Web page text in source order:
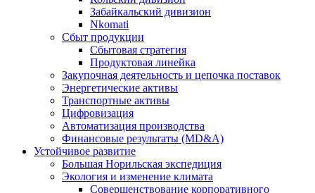
Забайкальский дивизион
Nkomati
Сбыт продукции
Сбытовая стратегия
Продуктовая линейка
Закупочная деятельность и цепочка поставок
Энергетические активы
Транспортные активы
Цифровизация
Автоматизация производства
Финансовые результаты (MD&A)
Устойчивое развитие
Большая Норильская экспедиция
Экология и изменение климата
Совершенствование корпоративного